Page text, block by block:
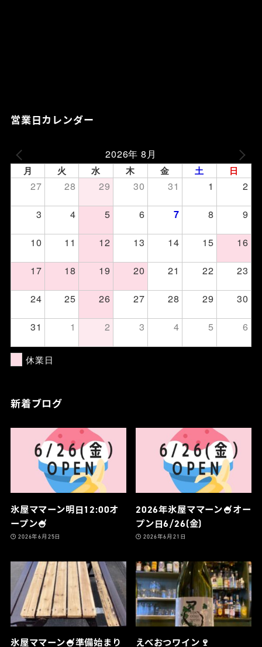
営業日カレンダー
2026年 8月
月 火 水 木 金 土 日
27 28 29 30 31 1
2
3
4 5 6 7 8
9
10
11 12 13 14 15
16
17
18 19 20 21 22
23
24
25 26 27 28 29
30
31
1 2 3 4 5 6
休業日
新着ブログ
氷屋ママーン明日12:00オ
ープン🍧
2026年6月25日
2026年氷屋ママーン🍧オー
プン日6/26(金)
2026年6月21日
氷屋ママーン🍧準備始まり えべおつワイン🍷